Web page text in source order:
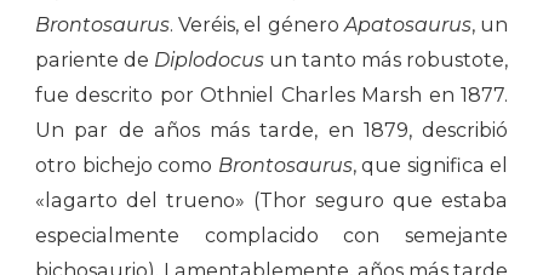
Brontosaurus. Veréis, el géneroApatosaurus, un
pariente de Diplodocus un tanto más robustote,
fue descrito por Othniel Charles Marsh en 1877.
Un par de años más tarde, en 1879, describió
otro bichejo como Brontosaurus, que significa el
«lagarto del trueno» (Thor seguro que estaba
especialmente complacido con semejante